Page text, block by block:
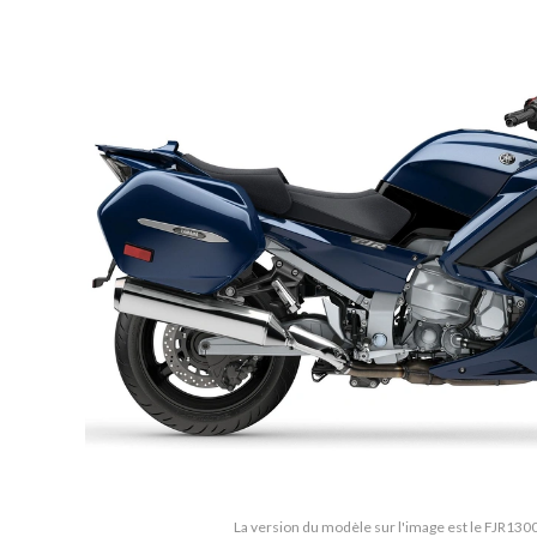
La version du modèle sur l'image est le